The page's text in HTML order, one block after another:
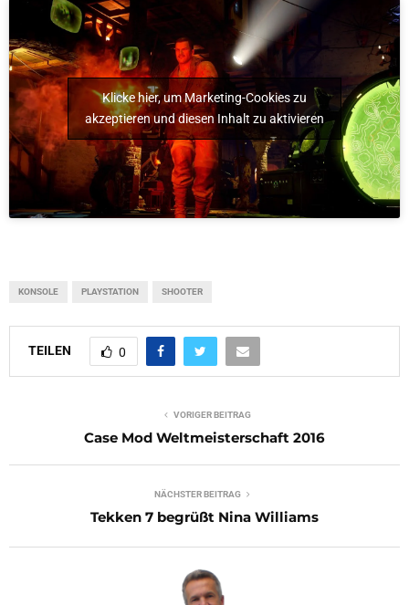
Klicke hier, um Marketing-Cookies zu
akzeptieren und diesen Inhalt zu aktivieren
KONSOLE PLAYSTATION SHOOTER
TEILEN 0
VORIGER BEITRAG
Case Mod Weltmeisterschaft 2016
NÄCHSTER BEITRAG
Tekken 7 begrüßt Nina Williams